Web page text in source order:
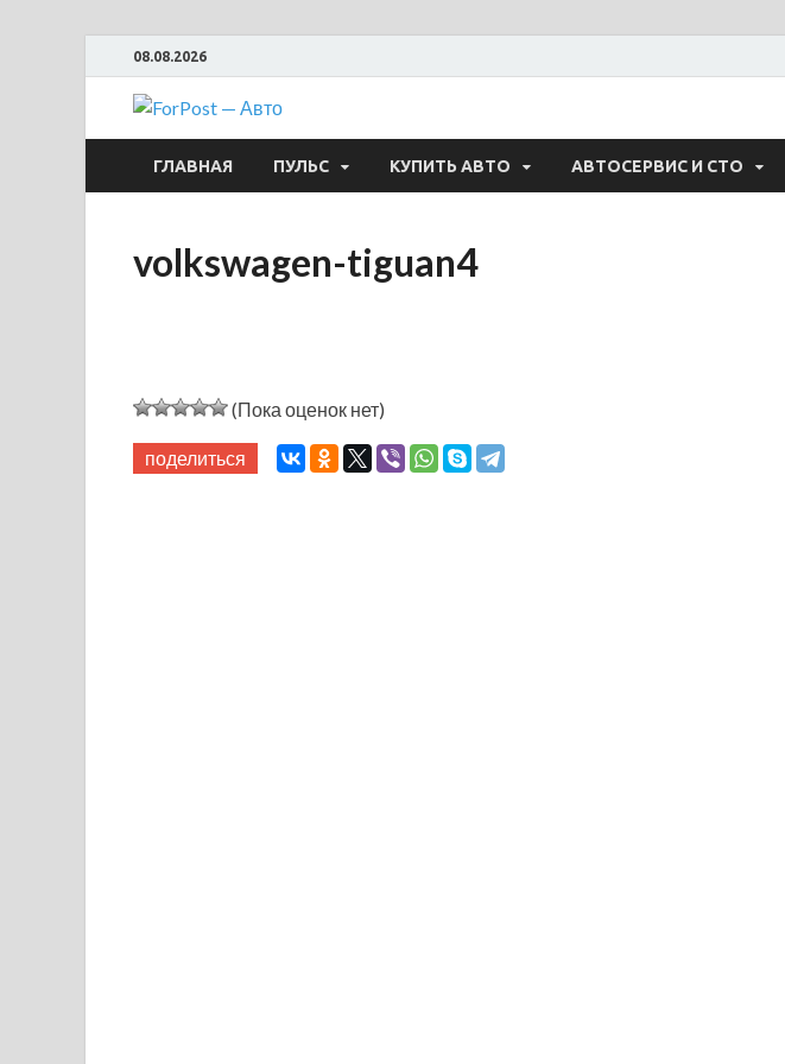
08.08.2026
ForPost — Авто
ГЛАВНАЯ ПУЛЬС КУПИТЬ АВТО АВТОСЕРВИС И СТО
volkswagen-tiguan4
(Пока оценок нет)
поделиться